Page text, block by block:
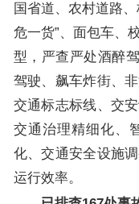
国省道、农村道路
危一货”、面包车、
型，严查严处酒醉
驾驶、飙车炸街、
交通标志标线、交
交通治理精细化、
化、交通安全设施
运行效率。